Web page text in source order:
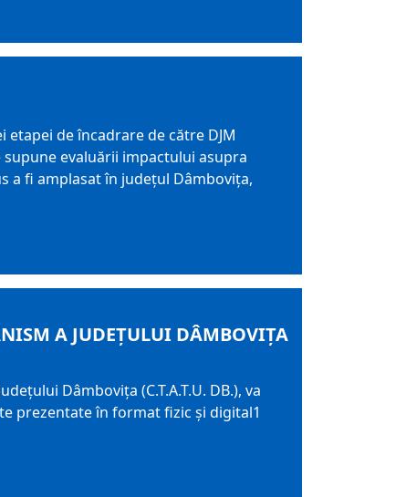
etapei de încadrare de către DJM
evaluării impactului asupra
a fi amplasat în judeţul Dâmboviţa,
A JUDEȚULUI DÂMBOVIȚA
Dâmbovița (C.T.A.T.U. DB.), va
prezentate în format fizic și digital1